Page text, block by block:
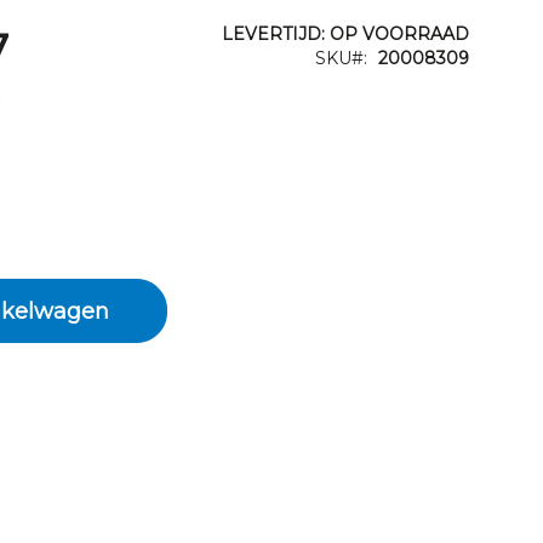
LEVERTIJD: OP VOORRAAD
SKU
20008309